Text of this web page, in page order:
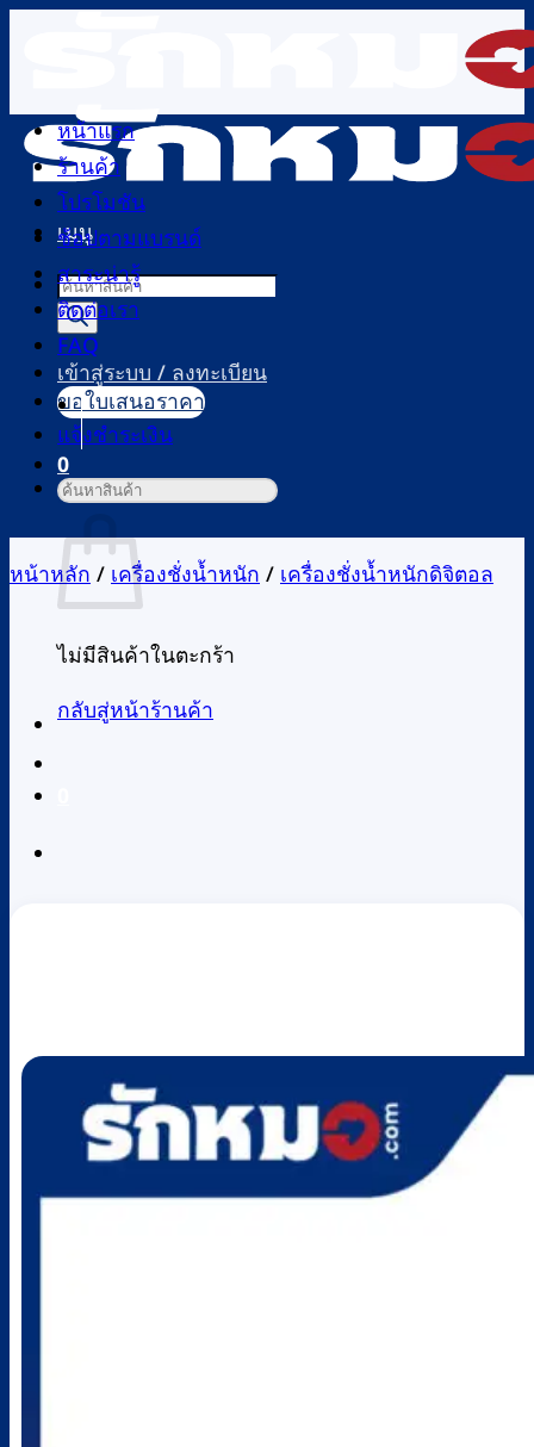
เนื้อหา
เมนู
Products
search
เข้าสู่ระบบ / ลงทะเบียน
0
ตะกร้าสินค้า
ไม่มีสินค้าในตะกร้า
กลับสู่หน้าร้านค้า
หน้าแรก
ร้านค้า
โปรโมชัน
ช้อปตามแบรนด์
สาระน่ารู้
ติดต่อเรา
FAQ
ขอใบเสนอราคา
แจ้งชำระเงิน
ค้นหา:
หน้าหลัก/เครื่องชั่งน้ำหนัก/เครื่องชั่งน้ำหนักดิจิตอล